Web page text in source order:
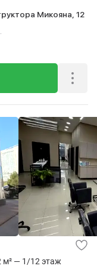
Микояна, 12
м² — 1/12 этаж